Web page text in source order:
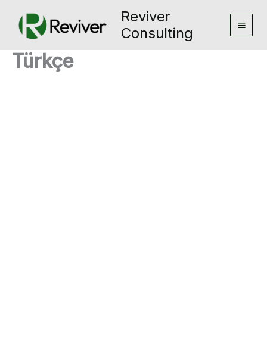
content
Reviver
Consulting
Türkçe